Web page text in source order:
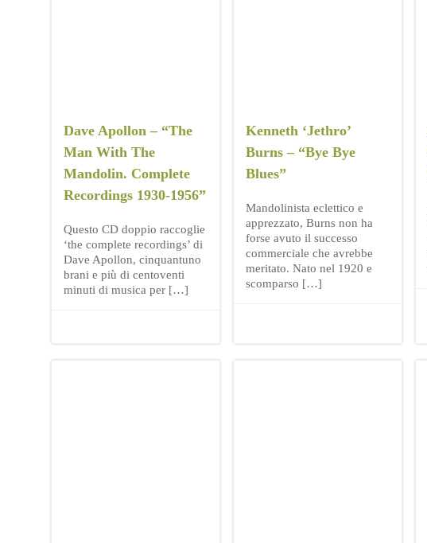
Dave Apollon – “The
Man With The
Mandolin. Complete
Recordings 1930-1956”
Questo CD doppio raccoglie
‘the complete recordings’ di
Dave Apollon, cinquantuno
brani e più di centoventi
minuti di musica per […]
Kenneth ‘Jethro’
Burns – “Bye Bye
Blues”
Mandolinista eclettico e
apprezzato, Burns non ha
forse avuto il successo
commerciale che avrebbe
meritato. Nato nel 1920 e
scomparso […]